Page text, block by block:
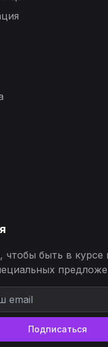
чтобы быть в курсе
Подписаться